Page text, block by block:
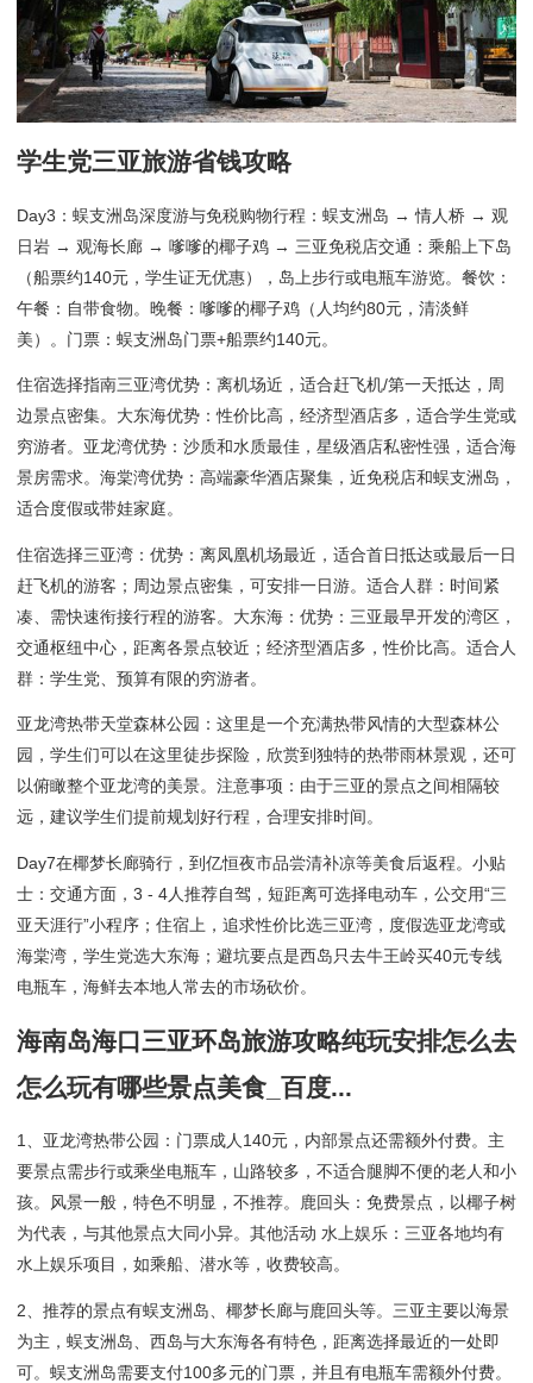
学生党三亚旅游省钱攻略
Day3：蜈支洲岛深度游与免税购物行程：蜈支洲岛 → 情人桥 → 观
日岩 → 观海长廊 → 嗲嗲的椰子鸡 → 三亚免税店交通：乘船上下岛
（船票约140元，学生证无优惠），岛上步行或电瓶车游览。餐饮：
午餐：自带食物。晚餐：嗲嗲的椰子鸡（人均约80元，清淡鲜
美）。门票：蜈支洲岛门票+船票约140元。
住宿选择指南三亚湾优势：离机场近，适合赶飞机/第一天抵达，周
边景点密集。大东海优势：性价比高，经济型酒店多，适合学生党或
穷游者。亚龙湾优势：沙质和水质最佳，星级酒店私密性强，适合海
景房需求。海棠湾优势：高端豪华酒店聚集，近免税店和蜈支洲岛，
适合度假或带娃家庭。
住宿选择三亚湾：优势：离凤凰机场最近，适合首日抵达或最后一日
赶飞机的游客；周边景点密集，可安排一日游。适合人群：时间紧
凑、需快速衔接行程的游客。大东海：优势：三亚最早开发的湾区，
交通枢纽中心，距离各景点较近；经济型酒店多，性价比高。适合人
群：学生党、预算有限的穷游者。
亚龙湾热带天堂森林公园：这里是一个充满热带风情的大型森林公
园，学生们可以在这里徒步探险，欣赏到独特的热带雨林景观，还可
以俯瞰整个亚龙湾的美景。注意事项：由于三亚的景点之间相隔较
远，建议学生们提前规划好行程，合理安排时间。
Day7在椰梦长廊骑行，到亿恒夜市品尝清补凉等美食后返程。小贴
士：交通方面，3 - 4人推荐自驾，短距离可选择电动车，公交用“三
亚天涯行”小程序；住宿上，追求性价比选三亚湾，度假选亚龙湾或
海棠湾，学生党选大东海；避坑要点是西岛只去牛王岭买40元专线
电瓶车，海鲜去本地人常去的市场砍价。
海南岛海口三亚环岛旅游攻略纯玩安排怎么去
怎么玩有哪些景点美食_百度...
1、亚龙湾热带公园：门票成人140元，内部景点还需额外付费。主
要景点需步行或乘坐电瓶车，山路较多，不适合腿脚不便的老人和小
孩。风景一般，特色不明显，不推荐。鹿回头：免费景点，以椰子树
为代表，与其他景点大同小异。其他活动 水上娱乐：三亚各地均有
水上娱乐项目，如乘船、潜水等，收费较高。
2、推荐的景点有蜈支洲岛、椰梦长廊与鹿回头等。三亚主要以海景
为主，蜈支洲岛、西岛与大东海各有特色，距离选择最近的一处即
可。蜈支洲岛需要支付100多元的门票，并且有电瓶车需额外付费。